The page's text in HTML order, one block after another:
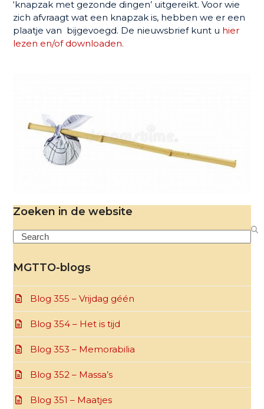
‘knapzak met gezonde dingen’ uitgereikt. Voor wie
zich afvraagt wat een knapzak is, hebben we er een
plaatje van bijgevoegd. De nieuwsbrief kunt u hier
lezen en/of downloaden.
Zoeken in de website
Search
MGTTO-blogs
Blog 355 – Vrijdag géén
Blog 354 – Het is tijd
Blog 353 – Memorabilia
Blog 352 – Massa’s
Blog 351 – Maatjes